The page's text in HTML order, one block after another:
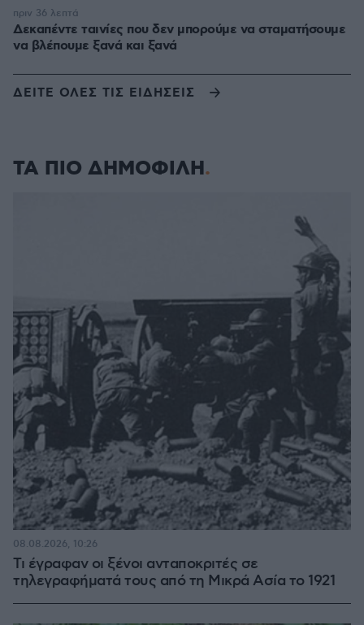
Δεκαπέντε ταινίες που δεν μπορούμε να σταματήσουμε
να βλέπουμε ξανά και ξανά
πριν 36 λεπτά
ΔΕΙΤΕ ΟΛΕΣ ΤΙΣ ΕΙΔΗΣΕΙΣ
ΤΑ ΠΙΟ ΔΗΜΟΦΙΛΗ
Τι έγραφαν οι ξένοι ανταποκριτές σε
τηλεγραφήματά τους από τη Μικρά Ασία το 1921
08.08.2026, 10:26